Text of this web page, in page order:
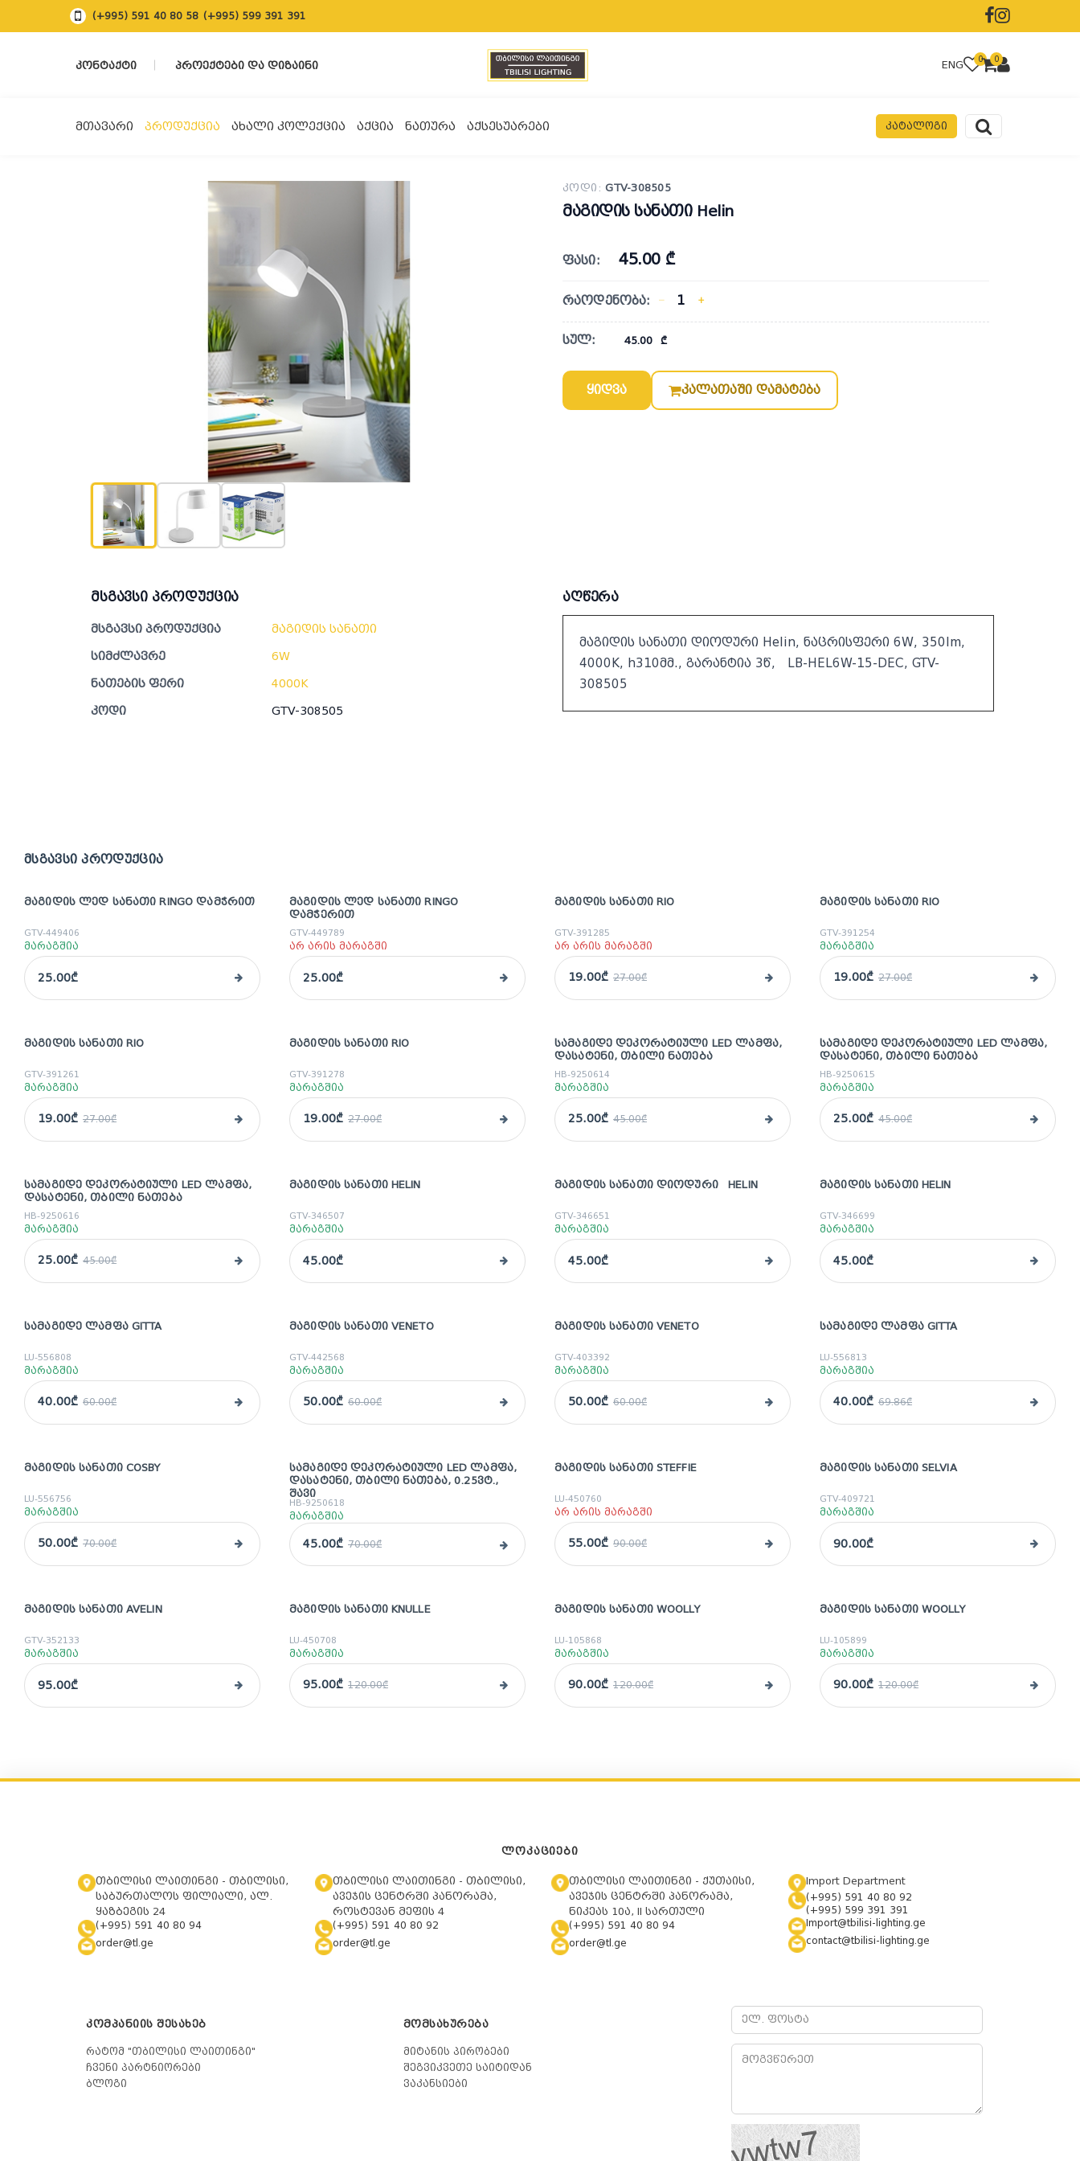
(+995) 591 40 80 58 (+995) 599 391 391
ᲙᲝᲜᲢᲐᲥᲢᲘ ᲞᲠᲝᲔᲥᲢᲔᲑᲘ ᲓᲐ ᲓᲘᲖᲐᲘᲜᲘ ENG 0 0
ᲛᲗᲐᲕᲐᲠᲘ ᲞᲠᲝᲓᲣᲥᲪᲘᲐ ᲐᲮᲐᲚᲘ ᲙᲝᲚᲔᲥᲪᲘᲐ ᲐᲥᲪᲘᲐ ᲜᲐᲗᲣᲠᲐ ᲐᲥᲡᲔᲡᲣᲐᲠᲔᲑᲘ ᲙᲐᲢᲐᲚᲝᲒᲘ
კოდი:GTV-308505
მაგიდის სანათი Helin
ფასი: 45.00 ₾
რაოდენობა: − +
სულ: 45.00 ₾
ყიდვა კალათაში დამატება
მსგავსი პროდუქცია
მსგავსი პროდუქცია
სიმძლავრე
ნათების ფერი
კოდი
მაგიდის სანათი
6W
4000K
GTV-308505
აღწერა
მაგიდის სანათი დიოდური Helin, ნაცრისფერი 6W, 350lm,
4000K, h310მმ., გარანტია 3წ, LB-HEL6W-15-DEC, GTV-
308505
მსგავსი პროდუქცია
ᲛᲐᲒᲘᲓᲘᲡ ᲚᲔᲓ ᲡᲐᲜᲐᲗᲘ RINGO ᲓᲐᲛᲭᲠᲘᲗ
GTV-449406
მარაგშია
25.00₾
ᲛᲐᲒᲘᲓᲘᲡ ᲚᲔᲓ ᲡᲐᲜᲐᲗᲘ RINGO
ᲓᲐᲛᲭᲔᲠᲘᲗ
GTV-449789
არ არის მარაგში
25.00₾
sale
ᲛᲐᲒᲘᲓᲘᲡ ᲡᲐᲜᲐᲗᲘ RIO
GTV-391285
არ არის მარაგში
19.00₾ 27.00₾
sale
ᲛᲐᲒᲘᲓᲘᲡ ᲡᲐᲜᲐᲗᲘ RIO
GTV-391254
მარაგშია
19.00₾ 27.00₾
sale
ᲛᲐᲒᲘᲓᲘᲡ ᲡᲐᲜᲐᲗᲘ RIO
GTV-391261
მარაგშია
19.00₾ 27.00₾
sale
ᲛᲐᲒᲘᲓᲘᲡ ᲡᲐᲜᲐᲗᲘ RIO
GTV-391278
მარაგშია
19.00₾ 27.00₾
sale
ᲡᲐᲛᲐᲒᲘᲓᲔ ᲓᲔᲙᲝᲠᲐᲢᲘᲣᲚᲘ LED ᲚᲐᲛᲤᲐ,
ᲓᲐᲡᲐᲢᲔᲜᲘ, ᲗᲑᲘᲚᲘ ᲜᲐᲗᲔᲑᲐ
HB-9250614
მარაგშია
25.00₾ 45.00₾
sale
ᲡᲐᲛᲐᲒᲘᲓᲔ ᲓᲔᲙᲝᲠᲐᲢᲘᲣᲚᲘ LED ᲚᲐᲛᲤᲐ,
ᲓᲐᲡᲐᲢᲔᲜᲘ, ᲗᲑᲘᲚᲘ ᲜᲐᲗᲔᲑᲐ
HB-9250615
მარაგშია
25.00₾ 45.00₾
sale
ᲡᲐᲛᲐᲒᲘᲓᲔ ᲓᲔᲙᲝᲠᲐᲢᲘᲣᲚᲘ LED ᲚᲐᲛᲤᲐ,
ᲓᲐᲡᲐᲢᲔᲜᲘ, ᲗᲑᲘᲚᲘ ᲜᲐᲗᲔᲑᲐ
HB-9250616
მარაგშია
25.00₾ 45.00₾
ᲛᲐᲒᲘᲓᲘᲡ ᲡᲐᲜᲐᲗᲘ HELIN
GTV-346507
მარაგშია
45.00₾
ᲛᲐᲒᲘᲓᲘᲡ ᲡᲐᲜᲐᲗᲘ ᲓᲘᲝᲓᲣᲠᲘ HELIN
GTV-346651
მარაგშია
45.00₾
ᲛᲐᲒᲘᲓᲘᲡ ᲡᲐᲜᲐᲗᲘ HELIN
GTV-346699
მარაგშია
45.00₾
sale
ᲡᲐᲛᲐᲒᲘᲓᲔ ᲚᲐᲛᲤᲐ GITTA
LU-556808
მარაგშია
40.00₾ 60.00₾
sale
ᲛᲐᲒᲘᲓᲘᲡ ᲡᲐᲜᲐᲗᲘ VENETO
GTV-442568
მარაგშია
50.00₾ 60.00₾
sale
ᲛᲐᲒᲘᲓᲘᲡ ᲡᲐᲜᲐᲗᲘ VENETO
GTV-403392
მარაგშია
50.00₾ 60.00₾
sale
ᲡᲐᲛᲐᲒᲘᲓᲔ ᲚᲐᲛᲤᲐ GITTA
LU-556813
მარაგშია
40.00₾ 69.86₾
sale
ᲛᲐᲒᲘᲓᲘᲡ ᲡᲐᲜᲐᲗᲘ COSBY
LU-556756
მარაგშია
50.00₾ 70.00₾
sale
ᲡᲐᲛᲐᲒᲘᲓᲔ ᲓᲔᲙᲝᲠᲐᲢᲘᲣᲚᲘ LED ᲚᲐᲛᲤᲐ,
ᲓᲐᲡᲐᲢᲔᲜᲘ, ᲗᲑᲘᲚᲘ ᲜᲐᲗᲔᲑᲐ, 0.25ᲕᲢ.,
ᲨᲐᲕᲘ
HB-9250618
მარაგშია
45.00₾ 70.00₾
sale
ᲛᲐᲒᲘᲓᲘᲡ ᲡᲐᲜᲐᲗᲘ STEFFIE
LU-450760
არ არის მარაგში
55.00₾ 90.00₾
ᲛᲐᲒᲘᲓᲘᲡ ᲡᲐᲜᲐᲗᲘ SELVIA
GTV-409721
მარაგშია
90.00₾
ᲛᲐᲒᲘᲓᲘᲡ ᲡᲐᲜᲐᲗᲘ AVELIN
GTV-352133
მარაგშია
95.00₾
sale
ᲛᲐᲒᲘᲓᲘᲡ ᲡᲐᲜᲐᲗᲘ KNULLE
LU-450708
მარაგშია
95.00₾ 120.00₾
sale
ᲛᲐᲒᲘᲓᲘᲡ ᲡᲐᲜᲐᲗᲘ WOOLLY
LU-105868
მარაგშია
90.00₾ 120.00₾
sale
ᲛᲐᲒᲘᲓᲘᲡ ᲡᲐᲜᲐᲗᲘ WOOLLY
LU-105899
მარაგშია
90.00₾ 120.00₾
ᲚᲝᲙᲐᲪᲘᲔᲑᲘ
თბილისი ლაითინგი - თბილისი,
საბურთალოს ფილიალი, ალ.
ყაზბეგის 24
(+995) 591 40 80 94
order@tl.ge
თბილისი ლაითინგი - თბილისი,
ავეჯის ცენტრში პანორამა,
როსტევან მეფის 4
(+995) 591 40 80 92
order@tl.ge
თბილისი ლაითინგი - ქუთაისი,
ავეჯის ცენტრში პანორამა,
ნიკეას 10ა, II სართული
(+995) 591 40 80 94
order@tl.ge
Import Department
(+995) 591 40 80 92
(+995) 599 391 391
Import@tbilisi-lighting.ge
contact@tbilisi-lighting.ge
ᲙᲝᲛᲞᲐᲜᲘᲘᲡ ᲨᲔᲡᲐᲮᲔᲑ
რატომ "თბილისი ლაითინგი"
ჩვენი პარტნიორები
ბლოგი
ᲛᲝᲛᲡᲐᲮᲣᲠᲔᲑᲐ
მიტანის პირობები
შეგვიკვეთე საიტიდან
ვაკანსიები